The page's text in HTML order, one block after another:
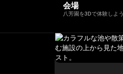
会場
八芳園を3Dで体験しよう